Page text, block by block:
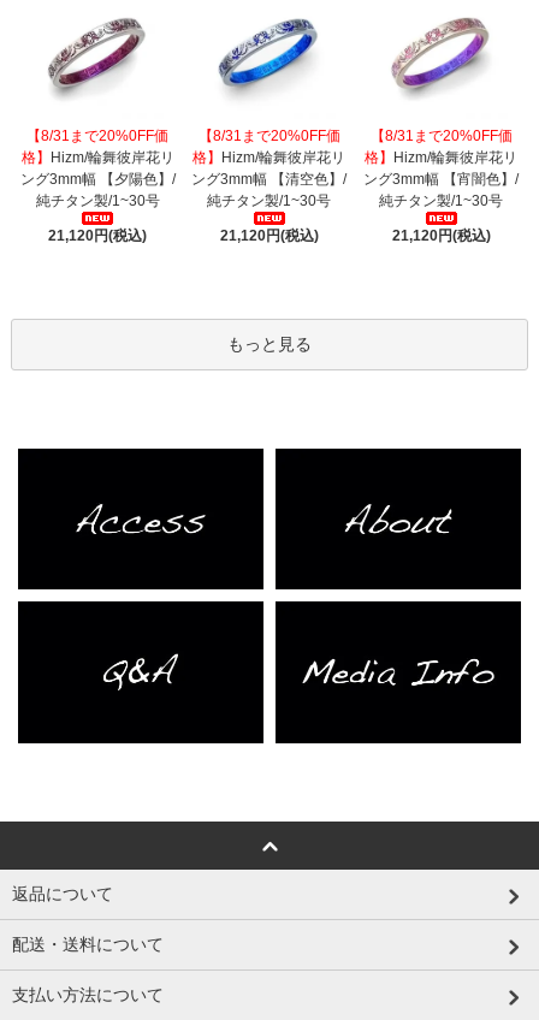
【8/31まで20%0FF価
格】 Hizm/輪舞彼岸花リ
ング3mm幅 【夕陽色】/
純チタン製/1~30号
21,120円(税込)
【8/31まで20%0FF価
格】 Hizm/輪舞彼岸花リ
ング3mm幅 【清空色】/
純チタン製/1~30号
21,120円(税込)
【8/31まで20%0FF価
格】 Hizm/輪舞彼岸花リ
ング3mm幅 【宵闇色】/
純チタン製/1~30号
21,120円(税込)
もっと見る
返品について
配送・送料について
支払い方法について